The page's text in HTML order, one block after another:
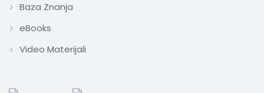
Baza Znanja
eBooks
Video Materijali